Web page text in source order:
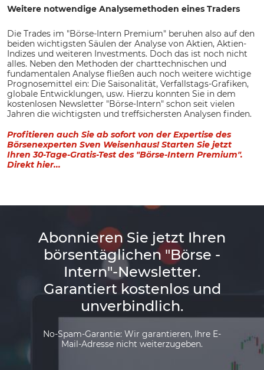
Weitere notwendige Analysemethoden eines Traders
Die Trades im "Börse-Intern Premium" beruhen also auf den
beiden wichtigsten Säulen der Analyse von Aktien, Aktien-
Indizes und weiteren Investments. Doch das ist noch nicht
alles. Neben den Methoden der charttechnischen und
fundamentalen Analyse fließen auch noch weitere wichtige
Prognosemittel ein: Die Saisonalität, Verfallstags-Grafiken,
globale Entwicklungen, usw. Hierzu konnten Sie in dem
kostenlosen Newsletter "Börse-Intern" schon seit vielen
Jahren die wichtigsten und treffsichersten Analysen finden.
Profitieren auch Sie ab sofort von der Expertise des
Börsenexperten Sven Weisenhaus! Starten Sie jetzt
Ihren 30-Tage-Gratis-Test des "Börse-Intern Premium".
Direkt hier...
Abonnieren Sie jetzt Ihren
börsentäglichen "Börse -
Intern"-Newsletter.
Garantiert kostenlos und
unverbindlich.
No-Spam-Garantie: Wir garantieren, Ihre E-
Mail-Adresse nicht weiterzugeben.